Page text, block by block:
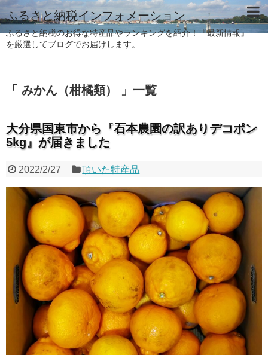
ふるさと納税インフォメーション
ふるさと納税のお得な特産品やランキングを紹介！『最新情報』
を厳選してブログでお届けします。
「 みかん（柑橘類） 」一覧
大分県国東市から『石本農園の訳ありデコポン
5kg』が届きました
2022/2/27 頂いた特産品